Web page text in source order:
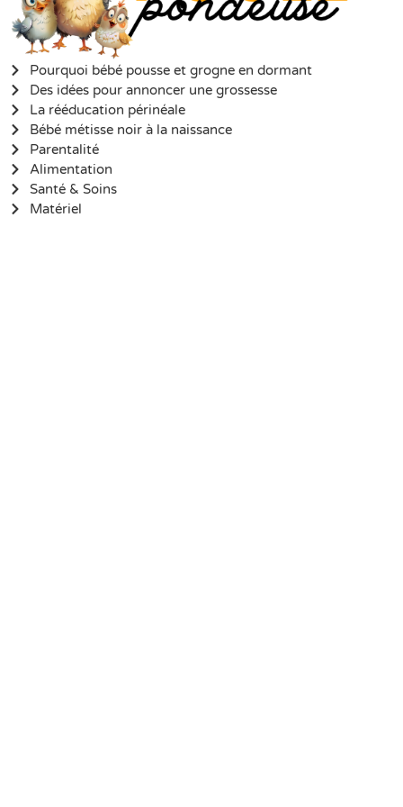
Pourquoi bébé pousse et grogne en dormant
Des idées pour annoncer une grossesse
La rééducation périnéale
Bébé métisse noir à la naissance
Parentalité
Alimentation
Santé & Soins
Matériel